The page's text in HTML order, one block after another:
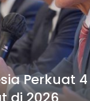
Perkuat